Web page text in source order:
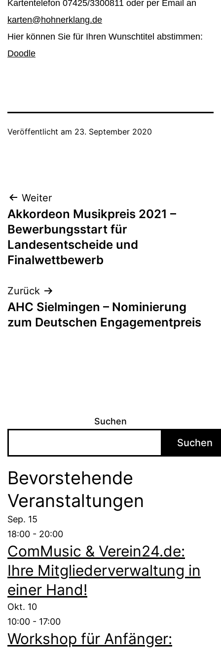
Kartentelefon 07425/3300811 oder per Email an
karten@hohnerklang.de
Hier können Sie für Ihren Wunschtitel abstimmen:
Doodle
Veröffentlicht am 23. September 2020
Beitragsnavigation
Weiter
Akkordeon Musikpreis 2021 –
Bewerbungsstart für
Landesentscheide und
Finalwettbewerb
Zurück
AHC Sielmingen – Nominierung
zum Deutschen Engagementpreis
Suchen
Suchen
Bevorstehende
Veranstaltungen
Sep. 15
18:00 - 20:00
ComMusic & Verein24.de:
Ihre Mitgliederverwaltung in
einer Hand!
Okt. 10
10:00 - 17:00
Workshop für Anfänger: